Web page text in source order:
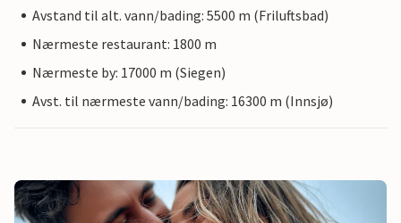
Avstand til alt. vann/bading: 5500 m (Friluftsbad)
Nærmeste restaurant: 1800 m
Nærmeste by: 17000 m (Siegen)
Avst. til nærmeste vann/bading: 16300 m (Innsjø)